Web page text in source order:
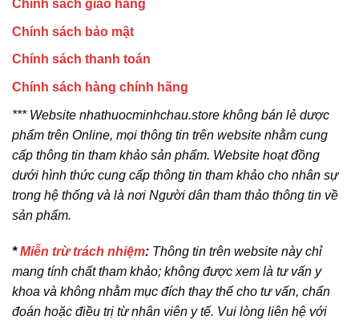
Chính sách giao hàng
Chính sách bảo mật
Chính sách thanh toán
Chính sách hàng chính hãng
*** Website nhathuocminhchau.store không bán lẻ dược
phẩm trên Online, mọi thông tin trên website nhằm cung
cấp thông tin tham khảo sản phẩm. Website hoạt đồng
dưới hình thức cung cấp thông tin tham khảo cho nhân sự
trong hệ thống và là nơi Người dân tham thảo thông tin về
sản phẩm.
*Miễn trừ trách nhiệm: Thông tin trên website này chỉ
mang tính chất tham khảo; không được xem là tư vấn y
khoa và không nhằm mục đích thay thế cho tư vấn, chẩn
đoán hoặc điều trị từ nhân viên y tế. Vui lòng liên hệ với